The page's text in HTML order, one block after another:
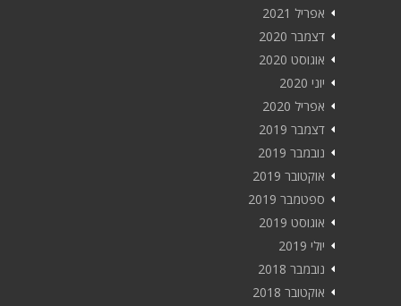
אפריל 2021
דצמבר 2020
אוגוסט 2020
יוני 2020
אפריל 2020
דצמבר 2019
נובמבר 2019
אוקטובר 2019
ספטמבר 2019
אוגוסט 2019
יולי 2019
נובמבר 2018
אוקטובר 2018